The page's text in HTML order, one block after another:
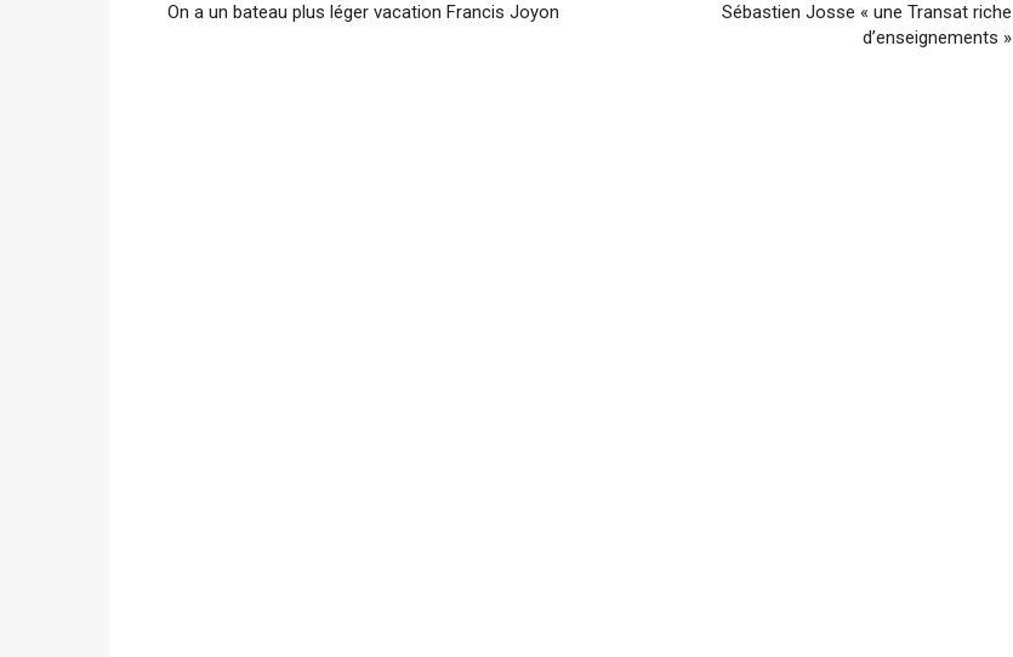
On a un bateau plus léger vacation Francis Joyon
Sébastien Josse « une Transat riche
d’enseignements »